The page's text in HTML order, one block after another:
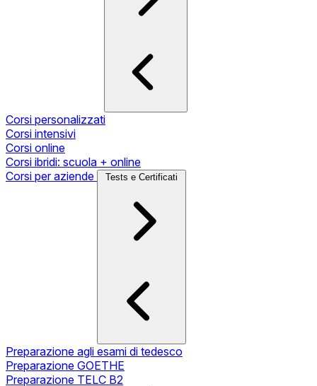
Corsi personalizzati
Corsi intensivi
Corsi online
Corsi ibridi: scuola + online
Corsi per aziende
Tests e Certificati
Preparazione agli esami di tedesco
Preparazione GOETHE
Preparazione TELC B2